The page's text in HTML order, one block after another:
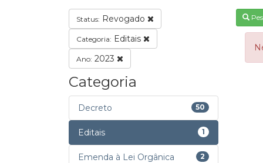
Status: Revogado
Categoria: Editais
Ano: 2023
Categoria
Decreto 50
Editais 1
Emenda à Lei Orgânica 2